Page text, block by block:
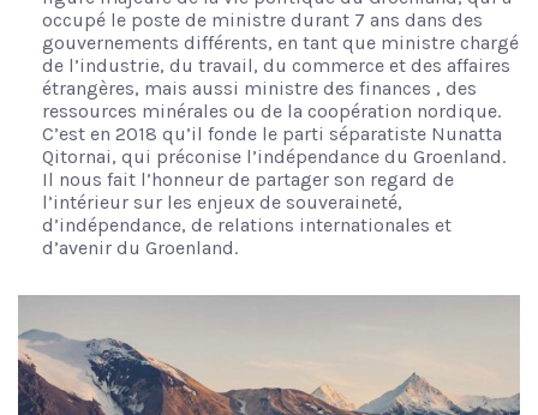
occupé le poste de ministre durant 7 ans dans des
gouvernements différents, en tant que ministre chargé
de l’industrie, du travail, du commerce et des affaires
étrangères, mais aussi ministre des finances , des
ressources minérales ou de la coopération nordique.
C’est en 2018 qu’il fonde le parti séparatiste Nunatta
Qitornai, qui préconise l’indépendance du Groenland.
Il nous fait l’honneur de partager son regard de
l’intérieur sur les enjeux de souveraineté,
d’indépendance, de relations internationales et
d’avenir du Groenland.